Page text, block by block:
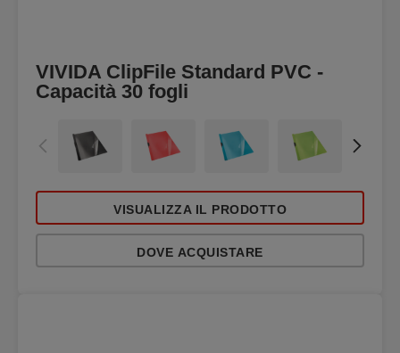
VIVIDA ClipFile Standard PVC -
Capacità 30 fogli
VISUALIZZA IL PRODOTTO
DOVE ACQUISTARE